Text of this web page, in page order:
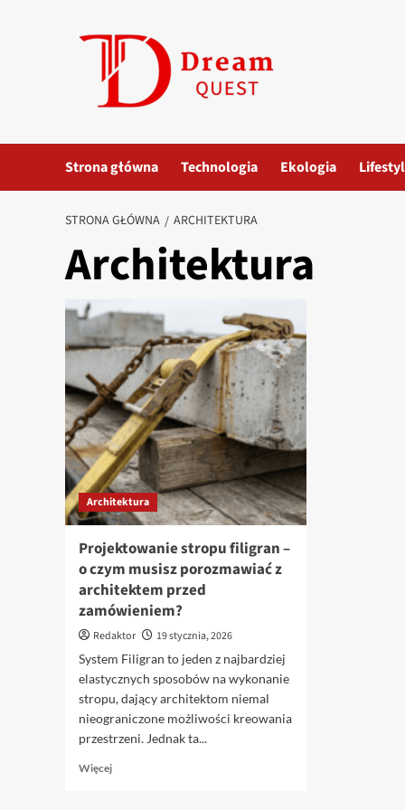
Strona główna Technologia Ekologia
STRONA GŁÓWNA ARCHITEKTURA
Architektura
Architektura
Projektowanie stropu filigran –
o czym musisz porozmawiać z
architektem przed
zamówieniem?
Redaktor
19 stycznia, 2026
System Filigran to jeden z najbardziej
elastycznych sposobów na wykonanie
stropu, dający architektom niemal
nieograniczone możliwości kreowania
przestrzeni. Jednak ta...
WięcejDowiedz